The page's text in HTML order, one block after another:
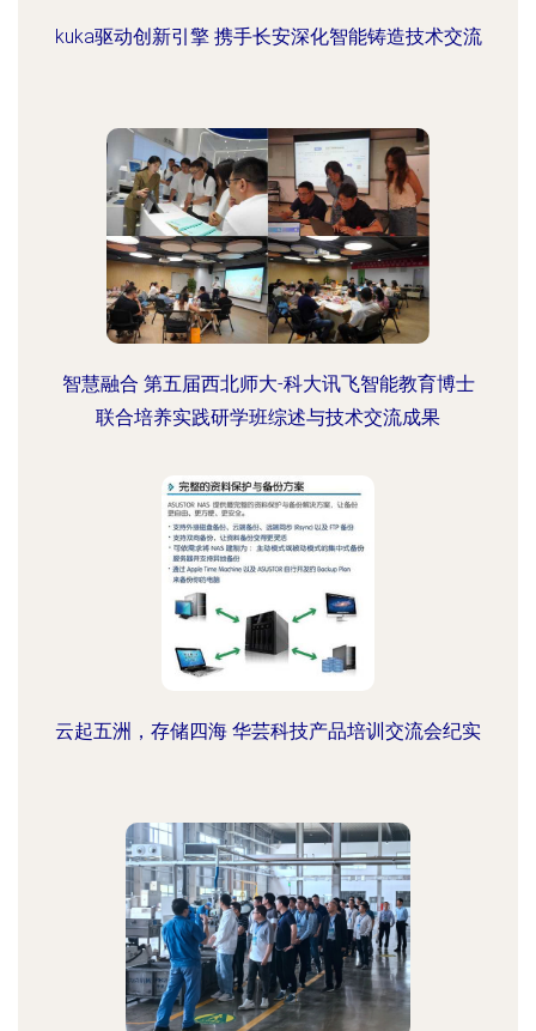
kuka驱动创新引擎 携手长安深化智能铸造技术交流
智慧融合 第五届西北师大-科大讯飞智能教育博士
联合培养实践研学班综述与技术交流成果
云起五洲，存储四海 华芸科技产品培训交流会纪实